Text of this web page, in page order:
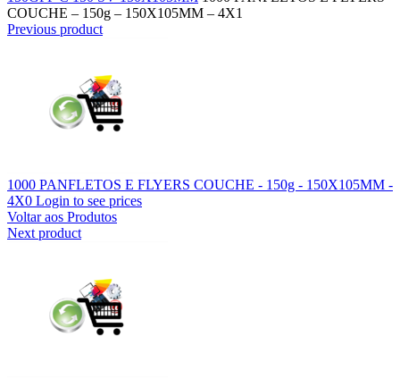
COUCHE – 150g – 150X105MM – 4X1
Previous product
1000 PANFLETOS E FLYERS COUCHE - 150g - 150X105MM -
4X0 Login to see prices
Voltar aos Produtos
Next product